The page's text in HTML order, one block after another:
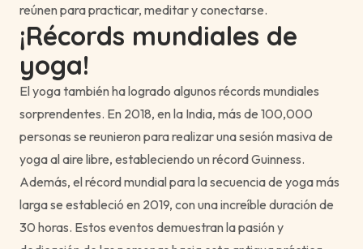
reúnen para practicar, meditar y conectarse.
¡Récords mundiales de
yoga!
El yoga también ha logrado algunos récords mundiales
sorprendentes. En 2018, en la India, más de 100,000
personas se reunieron para realizar una sesión masiva de
yoga al aire libre, estableciendo un récord Guinness.
Además, el récord mundial para la secuencia de yoga más
larga se estableció en 2019, con una increíble duración de
30 horas. Estos eventos demuestran la pasión y